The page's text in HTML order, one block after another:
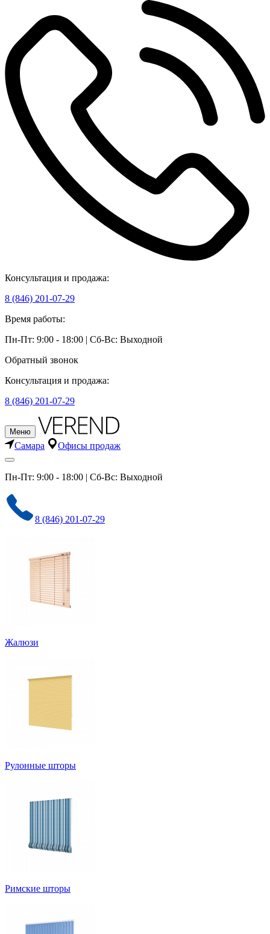
Консультация и продажа:
8 (846) 201-07-29
Время работы:
Пн-Пт: 9:00 - 18:00 | Сб-Вс: Выходной
Обратный звонок
Консультация и продажа:
8 (846) 201-07-29
Меню
Самара Офисы продаж
Пн-Пт: 9:00 - 18:00 | Сб-Вс: Выходной
8 (846) 201-07-29
Жалюзи
Рулонные шторы
Римские шторы